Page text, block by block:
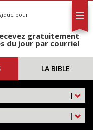
pour
gratuitement
du jour par courriel
LA BIBLE
|
|